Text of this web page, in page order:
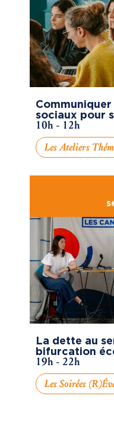
sociaux pour
10h - 12h
Les Ateliers
La dette au
bifurcation
19h - 22h
Les Soirées